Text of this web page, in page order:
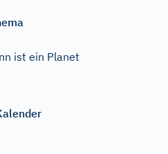
ist ein Planet